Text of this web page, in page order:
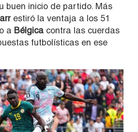
buen inicio de partido. Más
estiró la ventaja a los 51
a Bélgica contra las cuerdas
futbolísticas en ese